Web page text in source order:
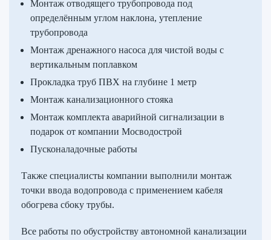
Монтаж отводящего трубопровода под
определённым углом наклона, утепление
трубопровода
Монтаж дренажного насоса для чистой воды с
вертикальным поплавком
Прокладка труб ПВХ на глубине 1 метр
Монтаж канализационного стояка
Монтаж комплекта аварийной сигнализации в
подарок от компании Мосводострой
Пусконаладочные работы
Также специалисты компании выполнили монтаж
точки ввода водопровода с применением кабеля
обогрева сбоку трубы.
Все работы по обустройству автономной канализации